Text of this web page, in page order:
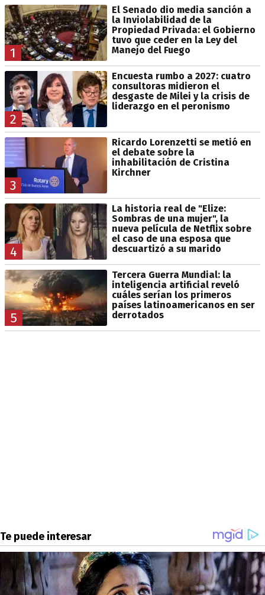
1
El Senado dio media sanción a
la Inviolabilidad de la
Propiedad Privada: el Gobierno
tuvo que ceder en la Ley del
Manejo del Fuego
2
Encuesta rumbo a 2027: cuatro
consultoras midieron el
desgaste de Milei y la crisis de
liderazgo en el peronismo
3
Ricardo Lorenzetti se metió en
el debate sobre la
inhabilitación de Cristina
Kirchner
4
La historia real de "Elize:
Sombras de una mujer", la
nueva película de Netflix sobre
el caso de una esposa que
descuartizó a su marido
5
Tercera Guerra Mundial: la
inteligencia artificial reveló
cuáles serían los primeros
países latinoamericanos en ser
derrotados